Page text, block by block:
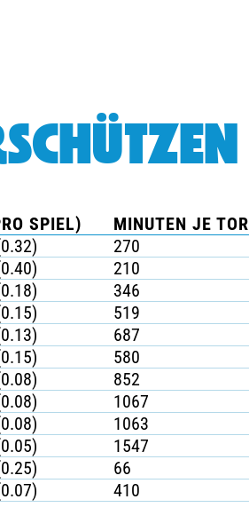
SPIEL) MINUTEN JE TOR
270
210
346
519
687
580
852
1067
1063
1547
66
410